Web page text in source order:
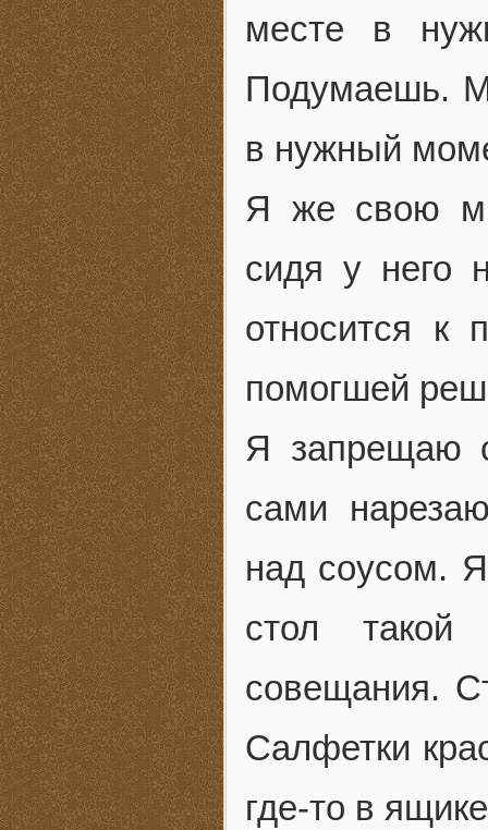
месте в
Подумаешь.
в нужный
Я же свою
сидя у него
относится к
помогшей
Я запрещаю
сами
над соусом.
стол
совещания.
Салфетки
где-то в